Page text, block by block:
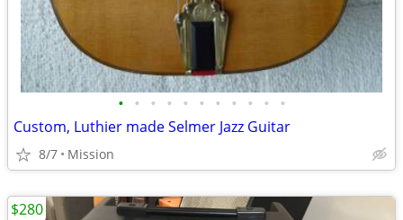
• • • • • • • • • • •
Custom, Luthier made Selmer Jazz Guitar
8/7 Mission
$280